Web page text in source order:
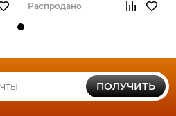
Распродано
ПОЛУЧИТЬ